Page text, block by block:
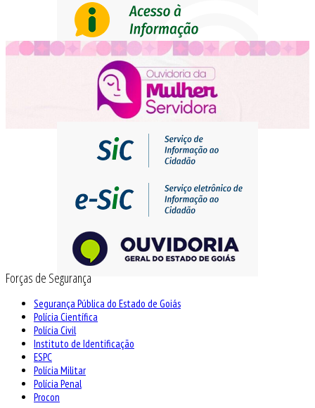
Forças de Segurança
Segurança Pública do Estado de Goiás
Polícia Científica
Polícia Civil
Instituto de Identificação
ESPC
Polícia Militar
Polícia Penal
Procon